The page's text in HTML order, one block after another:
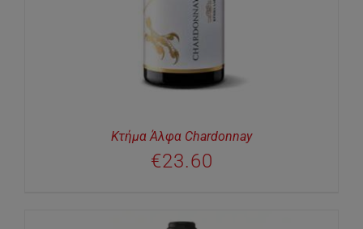
Κτήμα Άλφα Chardonnay
€23.60